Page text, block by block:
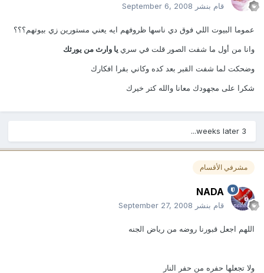
قام بنشر September 6, 2008
عموما البيوت اللي فوق دي ناسها ظروفهم ايه يعني مستورين زي بيوتهم؟؟؟
وانا من أول ما شفت الصور قلت في سرييا وارث من يورثك
وضحكت لما شفت القبر بعد كده وكاني بقرا افكارك
شكرا على مجهودك معانا والله كتر خيرك
3 weeks later...
مشرفي الأقسام
NADA
قام بنشر September 27, 2008
اللهم اجعل قبورنا روضه من رياض الجنه
ولا تجعلها حفره من حفر النار